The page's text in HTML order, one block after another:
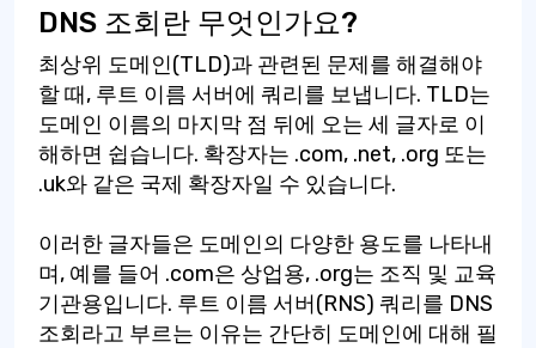
DNS 조회란 무엇인가요?
최상위 도메인(TLD)과 관련된 문제를 해결해야
할 때, 루트 이름 서버에 쿼리를 보냅니다. TLD는
도메인 이름의 마지막 점 뒤에 오는 세 글자로 이
해하면 쉽습니다. 확장자는 .com, .net, .org 또는
.uk와 같은 국제 확장자일 수 있습니다.
이러한 글자들은 도메인의 다양한 용도를 나타내
며, 예를 들어 .com은 상업용, .org는 조직 및 교육
기관용입니다. 루트 이름 서버(RNS) 쿼리를 DNS
조회라고 부르는 이유는 간단히 도메인에 대해 필